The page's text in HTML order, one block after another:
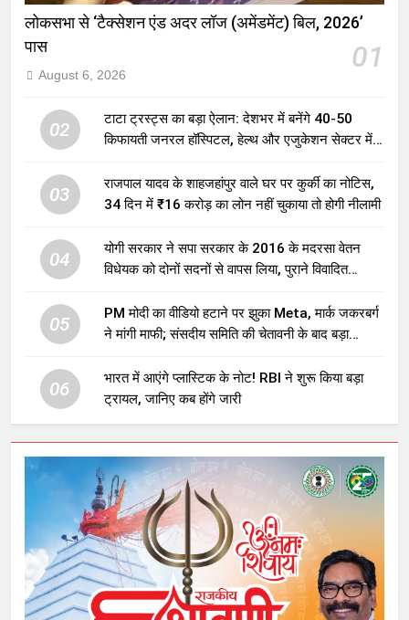
लोकसभा से ‘टैक्सेशन एंड अदर लॉज (अमेंडमेंट) बिल, 2026’
पास
01
August 6, 2026
02
टाटा ट्रस्ट्स का बड़ा ऐलान: देशभर में बनेंगे 40-50
किफायती जनरल हॉस्पिटल, हेल्थ और एजुकेशन सेक्टर में
03
राजपाल यादव के शाहजहांपुर वाले घर पर कुर्की का नोटिस,
34 दिन में ₹16 करोड़ का लोन नहीं चुकाया तो होगी नीलामी
04
योगी सरकार ने सपा सरकार के 2016 के मदरसा वेतन
विधेयक को दोनों सदनों से वापस लिया, पुराने विवादित
05
PM मोदी का वीडियो हटाने पर झुका Meta, मार्क जकरबर्ग
ने मांगी माफी; संसदीय समिति की चेतावनी के बाद बड़ा
06
भारत में आएंगे प्लास्टिक के नोट! RBI ने शुरू किया बड़ा
ट्रायल, जानिए कब होंगे जारी